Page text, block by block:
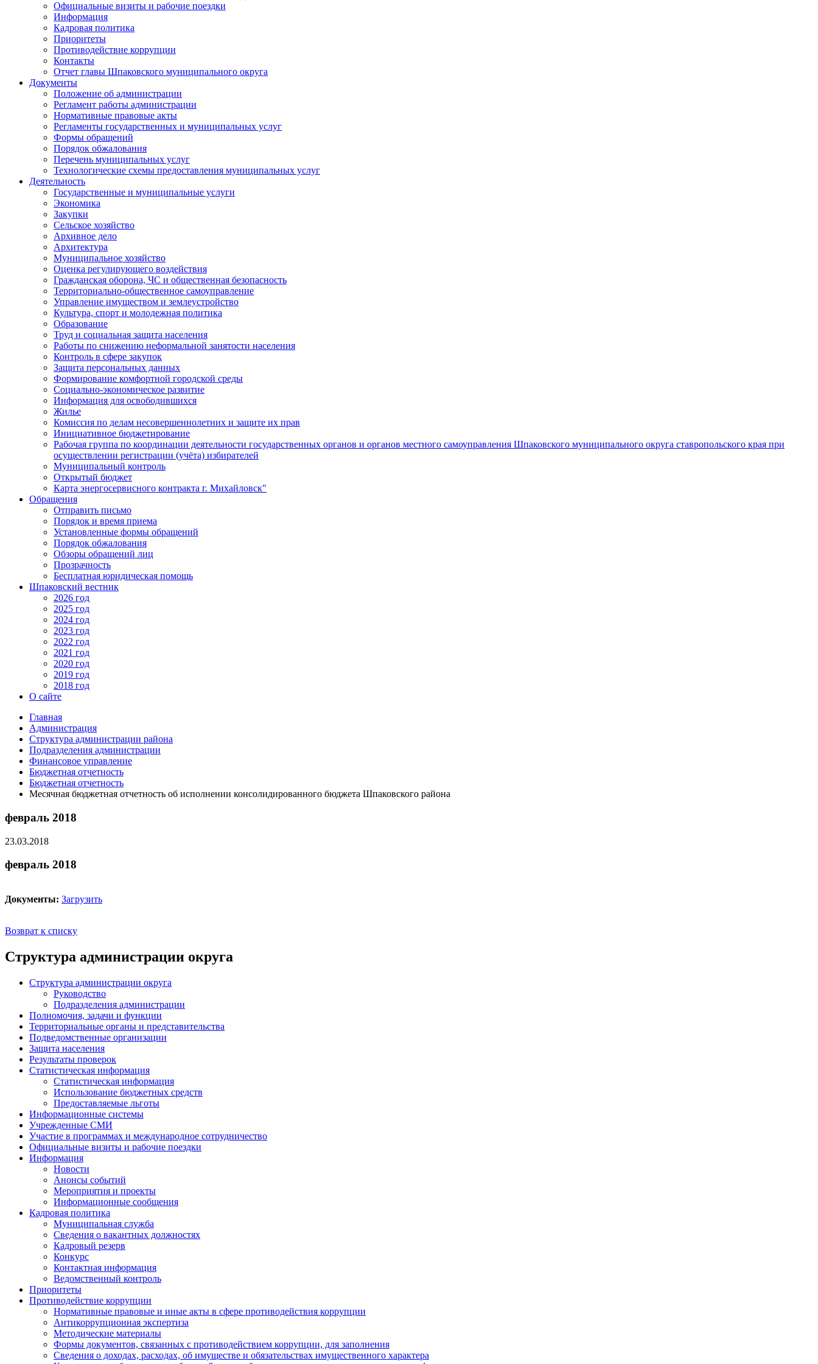
Официальные визиты и рабочие поездки
Информация
Кадровая политика
Приоритеты
Противодействие коррупции
Контакты
Отчет главы Шпаковского муниципального округа
Документы
Положение об администрации
Регламент работы администрации
Нормативные правовые акты
Регламенты государственных и муниципальных услуг
Формы обращений
Порядок обжалования
Перечень муниципальных услуг
Технологические схемы предоставления муниципальных услуг
Деятельность
Государственные и муниципальные услуги
Экономика
Закупки
Сельское хозяйство
Архивное дело
Архитектура
Муниципальное хозяйство
Оценка регулирующего воздействия
Гражданская оборона, ЧС и общественная безопасность
Территориально-общественное самоуправление
Управление имуществом и землеустройство
Культура, спорт и молодежная политика
Образование
Труд и социальная защита населения
Работы по снижению неформальной занятости населения
Контроль в сфере закупок
Защита персональных данных
Формирование комфортной городской среды
Социально-экономическое развитие
Информация для освободившихся
Жилье
Комиссия по делам несовершеннолетних и защите их прав
Инициативное бюджетирование
Рабочая группа по координации деятельности государственных органов и органов местного самоуправления Шпаковского муниципального округа ставропольского края при
осуществлении регистрации (учёта) избирателей
Муниципальный контроль
Открытый бюджет
Карта энергосервисного контракта г. Михайловск"
Обращения
Отправить письмо
Порядок и время приема
Установленные формы обращений
Порядок обжалования
Обзоры обращений лиц
Прозрачность
Бесплатная юридическая помощь
Шпаковский вестник
2026 год
2025 год
2024 год
2023 год
2022 год
2021 год
2020 год
2019 год
2018 год
О сайте
Главная
Администрация
Структура администрации района
Подразделения администрации
Финансовое управление
Бюджетная отчетность
Бюджетная отчетность
Месячная бюджетная отчетность об исполнении консолидированного бюджета Шпаковского района
февраль 2018
23.03.2018
февраль 2018
Документы: Загрузить
Возврат к списку
Структура администрации округа
Структура администрации округа
Руководство
Подразделения администрации
Полномочия, задачи и функции
Территориальные органы и представительства
Подведомственные организации
Защита населения
Результаты проверок
Статистическая информация
Статистическая информация
Использование бюджетных средств
Предоставляемые льготы
Информационные системы
Учрежденные СМИ
Участие в программах и международное сотрудничество
Официальные визиты и рабочие поездки
Информация
Новости
Анонсы событий
Мероприятия и проекты
Информационные сообщения
Кадровая политика
Муниципальная служба
Сведения о вакантных должностях
Кадровый резерв
Конкурс
Контактная информация
Ведомственный контроль
Приоритеты
Противодействие коррупции
Нормативные правовые и иные акты в сфере противодействия коррупции
Антикоррупционная экспертиза
Методические материалы
Формы документов, связанных с противодействием коррупции, для заполнения
Сведения о доходах, расходах, об имуществе и обязательствах имущественного характера